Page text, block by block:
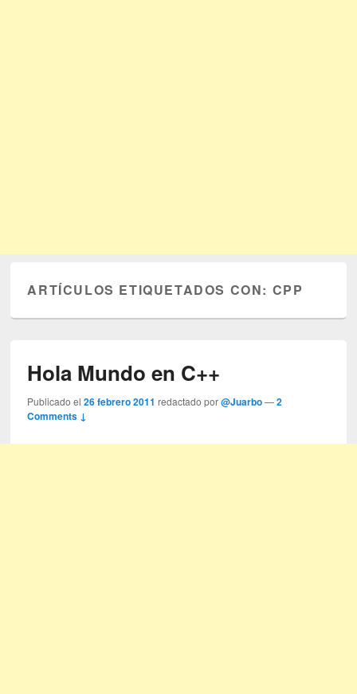
ARTÍCULOS ETIQUETADOS CON: CPP
Hola Mundo en C++
Publicado el26 febrero 2011 redactado por@Juarbo —2
Comments ↓